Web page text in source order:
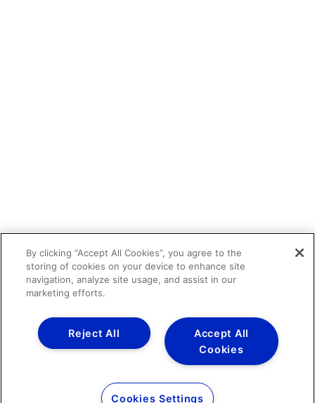
By clicking “Accept All Cookies”, you agree to the
storing of cookies on your device to enhance site
navigation, analyze site usage, and assist in our
marketing efforts.
Accept All
Cookies
Reject All
Cookies Settings